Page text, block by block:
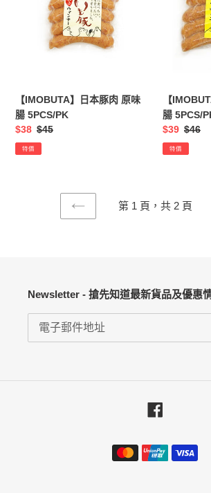
【IMOBUTA】日本豚肉 原味
腸 5PCS/PK
售
價
$38 定
價
$45
特價
【
腸 5PCS/
售
價
$39 定
價
$46
特價
上
第 1 頁，共 2 頁
Newsletter - 搶先知道最新貨品及優惠
付
款